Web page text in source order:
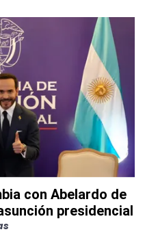
con Abelardo de
presidencial